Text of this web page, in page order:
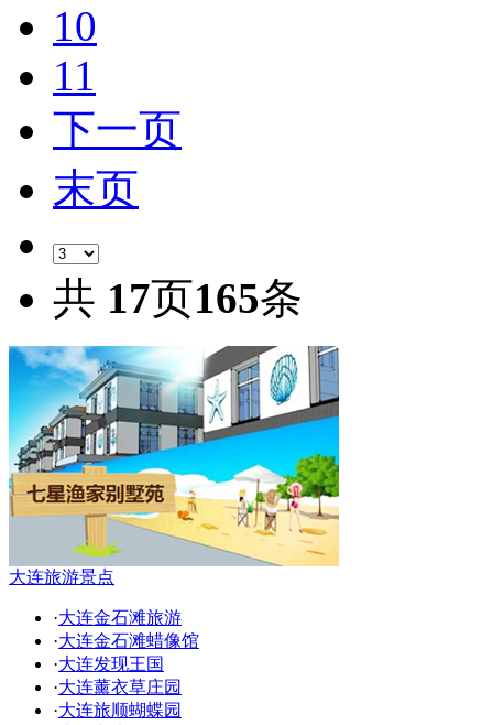
10
11
下一页
末页
共 17页165条
大连旅游景点
·大连金石滩旅游
·大连金石滩蜡像馆
·大连发现王国
·大连薰衣草庄园
·大连旅顺蝴蝶园